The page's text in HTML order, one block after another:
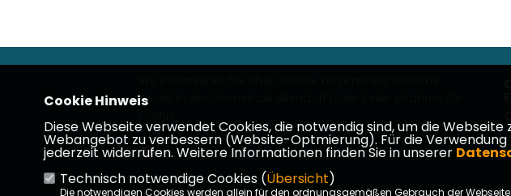
Arbeit in der Gemeinde Allendorf (Eder). Hier erfahren Sie
Cookie Hinweis
Diese Webseite verwendet Cookies, die notwendig sind, um die
Webangebot zu verbessern (Website-Optmierung). Für die
jederzeit widerrufen. Weitere Informationen finden Sie in unserer
Technisch notwendige Cookies (Übersicht)
Die notwendigen Cookies werden allein für den ordnungsgemäßen Gebrauch der